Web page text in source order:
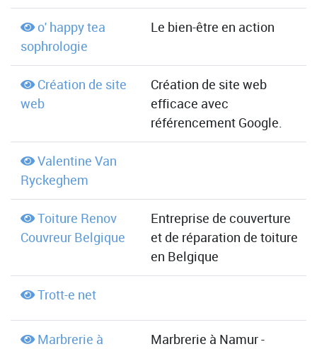
o' happy tea
sophrologie
Le bien-être en action
Création de site
web
Création de site web
efficace avec
référencement Google.
Valentine Van
Ryckeghem
Toiture Renov
Couvreur Belgique
Entreprise de couverture
et de réparation de toiture
en Belgique
Trott-e net
Marbrerie à
Marbrerie à Namur -